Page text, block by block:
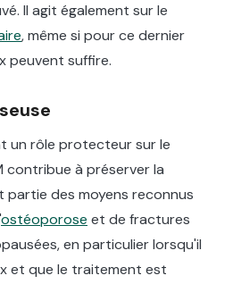
Il agit également sur le
, même si pour ce dernier
peuvent suffire.
un rôle protecteur sur le
contribue à préserver la
des moyens reconnus
ostéoporose et de fractures
en particulier lorsqu'il
et que le traitement est